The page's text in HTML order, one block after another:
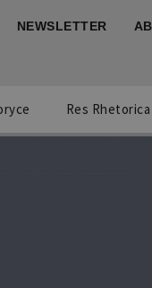
NEWSLETTER
Res Rhetorica